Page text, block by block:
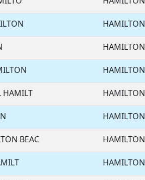
HAMILTON
HAMILTON
HAMILTON
HAMILT HAMILTON
HAMILTON
BEAC HAMILTON
HAMILTON